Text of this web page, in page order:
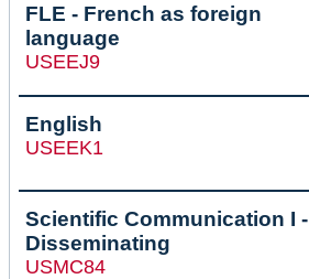
FLE - French as foreign
language
USEEJ9
English
USEEK1
Scientific Communication I -
Disseminating
USMC84